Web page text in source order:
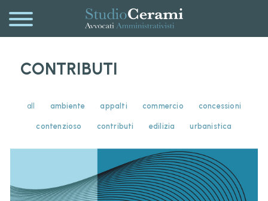
CONTRIBUTI
all ambiente appalti commercio concessioni
contenzioso contributi edilizia urbanistica